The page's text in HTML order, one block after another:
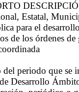
Estatal,
para el
de los órdenes
periodo que se
Desarrollo